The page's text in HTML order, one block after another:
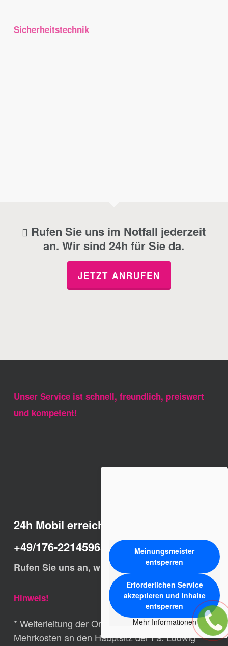
Sicherheitstechnik
Rufen Sie uns im Notfall jederzeit
an. Wir sind 24h für Sie da.
JETZT ANRUFEN
Unser Service ist schnell, freundlich, preiswert
und kompetent!
24h Mobil erreichbar:
+49/176-22145965
Rufen Sie uns an, wir helfen Ihnen schnell.
Hinweis!
* Weiterleitung der Ortsrufnummern ohne
Mehrkosten an den Hauptsitz der Fa. Ludwig
Meinungsmeister
entsperren
Erforderlichen Service
akzeptieren und Inhalte
entsperren
Mehr Informationen